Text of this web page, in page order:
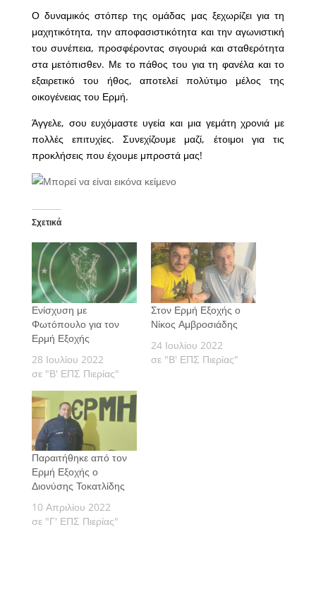
Ο δυναμικός στόπερ της ομάδας μας ξεχωρίζει για τη
μαχητικότητα, την αποφασιστικότητα και την αγωνιστική
του συνέπεια, προσφέροντας σιγουριά και σταθερότητα
στα μετόπισθεν. Με το πάθος του για τη φανέλα και το
εξαιρετικό του ήθος, αποτελεί πολύτιμο μέλος της
οικογένειας του Ερμή.
Άγγελε, σου ευχόμαστε υγεία και μια γεμάτη χρονιά με
πολλές επιτυχίες. Συνεχίζουμε μαζί, έτοιμοι για τις
προκλήσεις που έχουμε μπροστά μας!
Σχετικά
Ενίσχυση με
Φωτόπουλο για τον
Ερμή Εξοχής
28 Ιουλίου 2022
σε "Β' ΕΠΣ Πιερίας"
Στον Ερμή Εξοχής ο
Νίκος Αμβροσιάδης
24 Ιουλίου 2022
σε "Β' ΕΠΣ Πιερίας"
Παραιτήθηκε από τον
Ερμή Εξοχής ο
Διονύσης Τοκατλίδης
10 Απριλίου 2022
σε "Γ' ΕΠΣ Πιερίας"